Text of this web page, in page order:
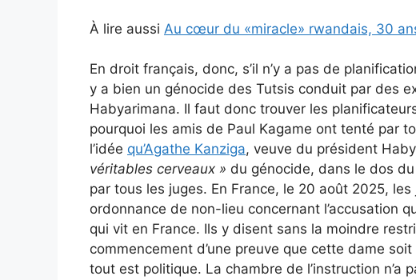
À lire aussi Au cœur du «miracle» rwandais, 30
En droit français, donc, s’il n’y a pas de
y a bien un génocide des Tutsis conduit par des
Habyarimana. Il faut donc trouver les
pourquoi les amis de Paul Kagame ont tenté par
l’idée qu’Agathe Kanziga, veuve du président
véritables cerveaux » du génocide, dans le dos
par tous les juges. En France, le 20 août 2025,
ordonnance de non-lieu concernant l’accusation
qui vit en France. Ils y disent sans la moindre
commencement d’une preuve que cette dame
tout est politique. La chambre de l’instruction n’a